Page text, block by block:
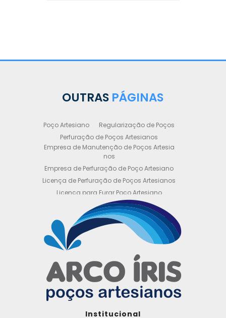
OUTRAS PÁGINAS
Poço Artesiano
Regularização de Poços
Perfuração de Poços Artesianos
Empresa de Manutenção de Poços Artesia
nos
Empresa de Perfuração de Poço Artesiano
Licença de Perfuração de Poços Artesianos
Licença para Furar Poço Artesiano
Licença para Perfuração de Poço Artesiano
Licença para Poço Semi Artesiano
Manutenção de Poço Semi Artesiano
Manutenção Preventiva de Poços Artesiano
Obtenha sua Licença de Perfuração de Poç
o Artesiano
Orçamento de Poço Semi Artesiano
Orçamento para Perfuração de Poço Artesi
ano
Outorga DAEE para Poço Artesiano
Institucional